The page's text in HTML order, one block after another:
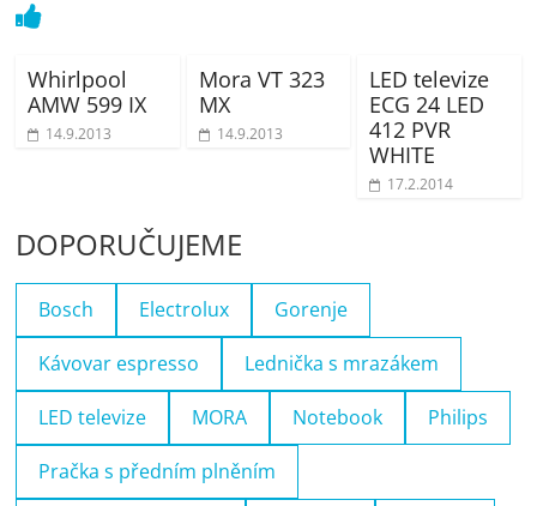
telefony,
bazény
Whirlpool
AMW 599 IX
14.9.2013
Mora VT 323
MX
14.9.2013
LED televize
ECG 24 LED
412 PVR
WHITE
17.2.2014
DOPORUČUJEME
Bosch Electrolux Gorenje
Kávovar espresso Lednička s mrazákem
LED televize MORA Notebook Philips
Pračka s předním plněním